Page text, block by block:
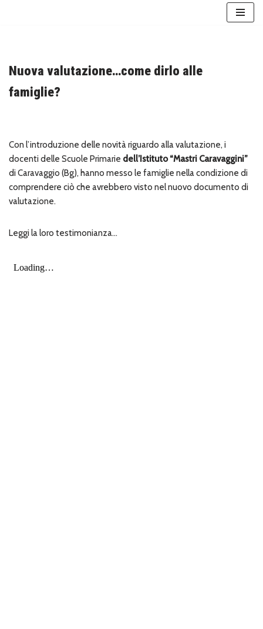
Nuova valutazione…come dirlo alle
famiglie?
Con l’introduzione delle novità riguardo alla valutazione, i
docenti delle Scuole Primarie dell’Istituto“Mastri Caravaggini”
di Caravaggio (Bg), hanno messo le famiglie nellacondizione di
comprendere ciò che avrebbero visto nel nuovo documento di
valutazione.
Leggi la loro testimonianza…